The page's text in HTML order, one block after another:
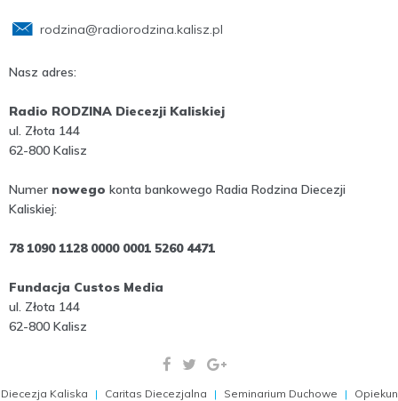
rodzina@radiorodzina.kalisz.pl
Nasz adres:
Radio RODZINA Diecezji Kaliskiej
ul. Złota 144
62-800 Kalisz
Numer nowego konta bankowego Radia Rodzina Diecezji
Kaliskiej:
78 1090 1128 0000 0001 5260 4471
Fundacja Custos Media
ul. Złota 144
62-800 Kalisz
Diecezja Kaliska Caritas Diecezjalna Seminarium Duchowe Opiekun